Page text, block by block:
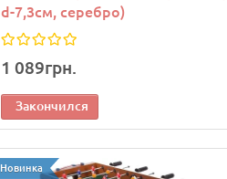
d-7,3см, серебро)
1 089грн.
Закончился
Новинка